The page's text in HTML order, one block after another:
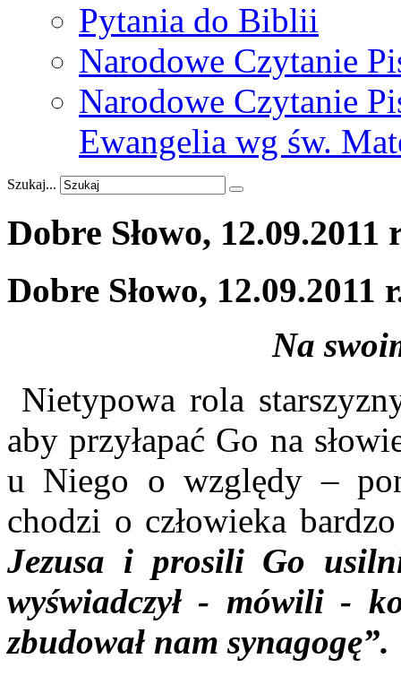
Pytania do Biblii
Narodowe Czytanie
Narodowe Czytanie
Ewangelia wg św.
Szukaj...
Dobre Słowo, 12.09.2011
Dobre Słowo, 12.09.2011
Na
Nietypowa rola
aby przyłapać Go na
u Niego o względy –
chodzi o człowieka
Jezusa i prosili Go
wyświadczył - mówili -
zbudował nam synagogę”.